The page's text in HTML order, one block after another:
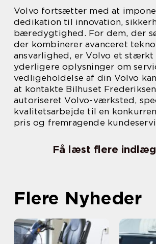
Volvo fortsætter med at
dedikation til innovation,
bæredygtighed. For dem, der
der kombinerer avanceret
ansvarlighed, er Volvo et stærkt
yderligere oplysninger om
vedligeholdelse af din Volvo
at kontakte Bilhuset
autoriseret Volvo-værksted,
kvalitetsarbejde til en
pris og fremragende
Få læst flere
Flere Nyheder